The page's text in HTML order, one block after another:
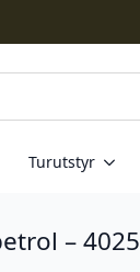
Turutstyr
– 4025